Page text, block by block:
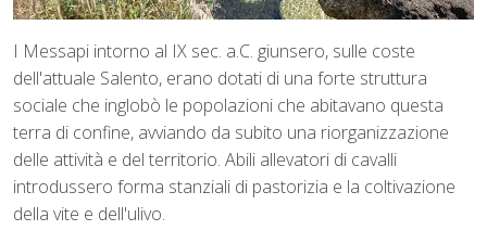
I Messapi intorno al IX sec. a.C. giunsero, sulle coste
dell'attuale Salento, erano dotati di una forte struttura
sociale che inglobò le popolazioni che abitavano questa
terra di confine, avviando da subito una riorganizzazione
delle attività e del territorio. Abili allevatori di cavalli
introdussero forma stanziali di pastorizia e la coltivazione
della vite e dell'ulivo.